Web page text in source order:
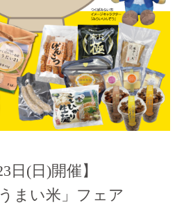
日(日)開催】
まい米」フェア